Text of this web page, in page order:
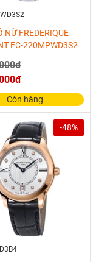
NỮ FREDERIQUE
FC-220MPWD3S2
Còn hàng
-48%